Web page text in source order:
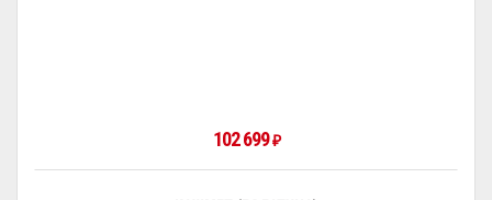
102 699₽